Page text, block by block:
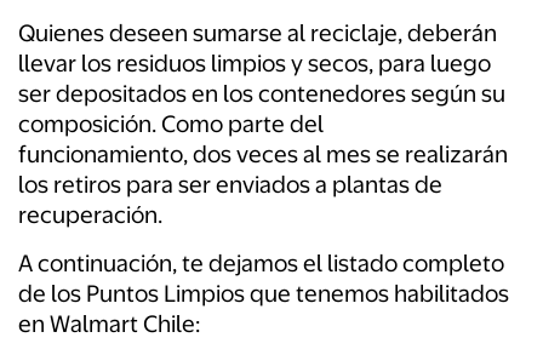
Quienes deseen sumarse al reciclaje, deberán
llevar los residuos limpios y secos, para luego
ser depositados en los contenedores según su
composición. Como parte del
funcionamiento, dos veces al mes se realizarán
los retiros para ser enviados a plantas de
recuperación.
A continuación, te dejamos el listado completo
de los Puntos Limpios que tenemos habilitados
en Walmart Chile: